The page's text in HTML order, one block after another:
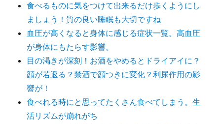
食べるものに気をつけて出来るだけ歩くようにし
ましょう！質の良い睡眠も大切ですね
血圧が高くなると身体に感じる症状一覧。高血圧
が身体にもたらす影響。
目の渇きが深刻！お酒をやめるとドライアイに？
顔が若返る？禁酒で顔つきに変化？利尿作用の影
響が！
食べれる時にと思ってたくさん食べてしまう。生
活リズムが崩れがち